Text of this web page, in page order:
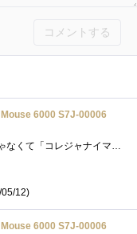
コメントする
6000 S7J-00006
「コレジャナイロボ」じゃなくて「コレジャナイマウス」…2代目IntelliMouseExplorer3.0が故障したので交換品としてこちらの製品を選択しました見た�...
12)
6000 S7J-00006